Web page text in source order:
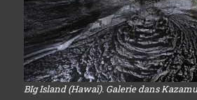
BIg Island (Hawaï). Galerie dans